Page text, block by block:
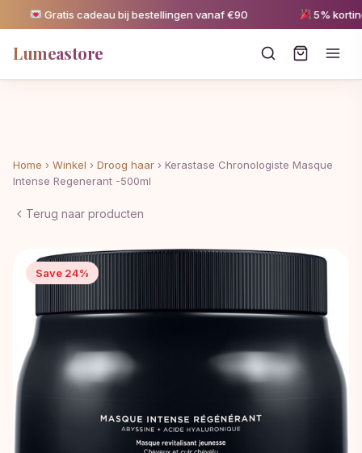
Gratis cadeau bij bestellingen vanaf €90 5% korting
Lumeastore
Home › Winkel › Droog haar › Kerastase Chronologiste Masque
Intense Regenerant -500ml
Terug naar producten
Save 24%